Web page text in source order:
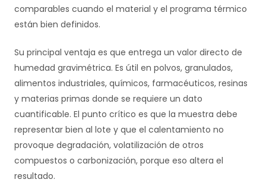
comparables cuando el material y el programa térmico
están bien definidos.
Su principal ventaja es que entrega un valor directo de
humedad gravimétrica. Es útil en polvos, granulados,
alimentos industriales, químicos, farmacéuticos, resinas
y materias primas donde se requiere un dato
cuantificable. El punto crítico es que la muestra debe
representar bien al lote y que el calentamiento no
provoque degradación, volatilización de otros
compuestos o carbonización, porque eso altera el
resultado.